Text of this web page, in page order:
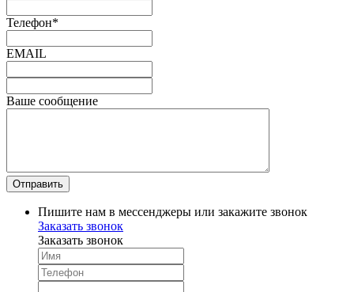
Телефон*
EMAIL
Ваше сообщение
Пишите нам в мессенджеры или закажите звонок
Заказать звонок
Заказать звонок